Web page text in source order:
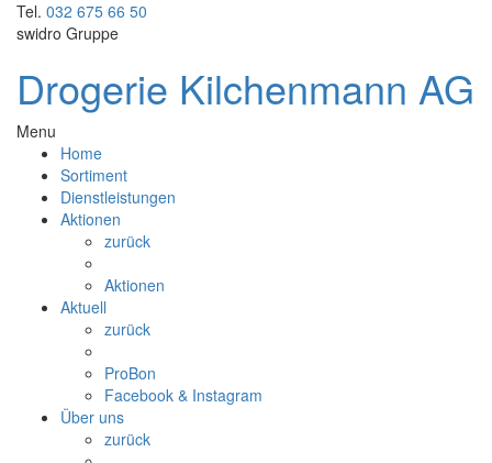
Tel. 032 675 66 50
swidro Gruppe
Drogerie Kilchenmann AG
Menu
Home
Sortiment
Dienstleistungen
Aktionen
zurück
Aktionen
Aktuell
zurück
ProBon
Facebook & Instagram
Über uns
zurück